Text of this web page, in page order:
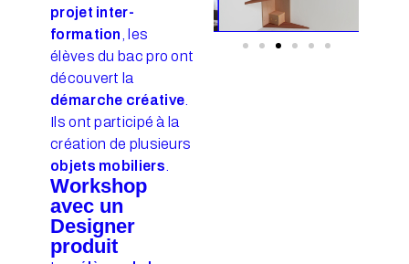
projet inter-
formation
, les
élèves du bac pro ont
découvert la
démarche créative
Ils ont participé à la
création de plusieurs
objets mobiliers
Workshop
avec un
Designer
produit